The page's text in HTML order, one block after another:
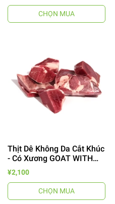
CHỌN MUA
Thịt Dê Không Da Cắt Khúc
- Có Xương GOAT WITH
BONE 1000g 山羊肉カット
スキンオフ
¥2,100
CHỌN MUA